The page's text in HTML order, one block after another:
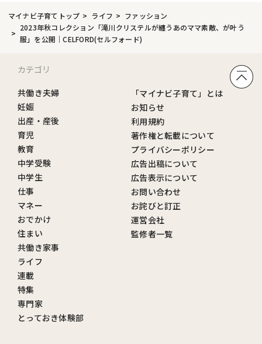
マイナビ子育てトップ ライフ
ファッション
2023年秋コレクション「滝川クリステルが纏うあのママ素敵、が叶う
服」を公開｜CELFORD(セルフォード)
カテゴリ
共働き夫婦
妊娠
出産・産後
育児
教育
中学受験
中学生
仕事
マネー
おでかけ
住まい
共働き家事
ライフ
連載
特集
専門家
とっておき体験部
「マイナビ子育て」とは
お知らせ
利用規約
著作権と転載について
プライバシーポリシー
広告出稿について
広告表示について
お問い合わせ
お詫びと訂正
運営会社
監修者一覧